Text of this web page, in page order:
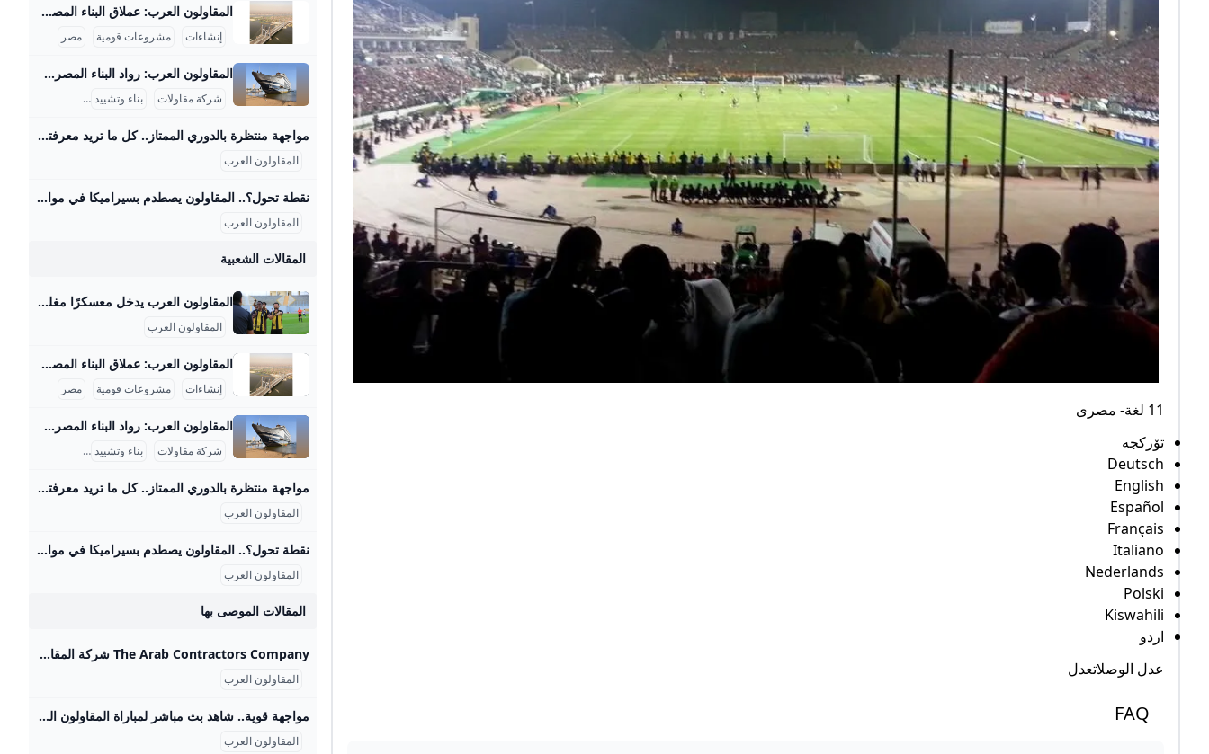
11 لغة- مصرى
تۆرکجه
Deutsch
English
Español
Français
Italiano
Nederlands
Polski
Kiswahili
اردو
عدل الوصلاتعدل
FAQ
المقاولون العرب: عملاق البناء المصري شركة المقاولون العرب هي من أكبر شركات المقاولات في الشرق الأوسط وأفريقيا، وتمتلك خبرة تزيد عن 70 عامًا في تنفيذ مشروعات عملاقة بداخل مصر وخارجها. من أبرز المشروعات القومية التي تشرف عليها الشركة في مصر مشروع محور روض الفرج الذي يبلغ طوله حوالي 16.7 كم، ويربط شرق القاهرة بالطريق الإسكندرية الصحراوي مرورًا بنهر النيل، ويُعتبر هذا المشروع هو أول جسر معلق ضخم يتم تنفيذه بأيدي مصرية فقط، حيث يعمل فيه حوالي 4000 مهندس وفني وعامل بالإضافة إلى استخدام معدات ثقيلة ومتطورة.
إنشاءات مشروعات قومية مصر
المقاولون العرب: رواد البناء المصري وأعظم إنجازاتهم المقاولون العرب هي شركة مصرية عريقة في مجال المقاولات والبناء، لها تاريخ غني ومشهود يمتد لأكثر من نصف قرن، بدأت كشركة صغيرة في الأربعينيات حتى أصبحت أحد عمالقة المقاولات في الشرق الأوسط وأفريقيا. قام بتأسيسها المهندس عثمان أحمد عثمان عام 1955، وهو شخصية بارزة صنعت تاريخًا في مجال البناء، وقاد الشركة نحو إنجازات ضخمة خلدتها ذاكرة مصر والعالم العربي. واحدة من أعظم إنجازات المقاولون العرب هي مشاركتها في بناء السد العالي في أسوان، المشروع الذي يعتبر علامة فارقة في الهندسة الوطنية المصرية.
شركة مقاولات بناء وتشييد
مواجهة منتظرة بالدوري الممتاز.. كل ما تريد معرفته عن مباراة المقاولون العرب وسيراميكا كليوباترا والقنوات الناقلة – جريدة مانشيت تتجه أنظار عشاق كرة القدم المصرية مساء اليوم الجمعة الموافق 29 أغسطس 2025 نحو ملعب عثمان أحمد عثمان، حيث يشهد افتتاح الجولة الخامسة من الدوري المصري الممتاز اقرأ أيضًا:اليوم.. موعد مباراة الزمالك وسيراميكا في الدوري المصري والقنوات الناقلة القنوات الناقلة لمواجهة المقاولون وسيراميكا كليوباترا يمكن للمشجعين متابعة أحداث مباراة المقاولون العرب وسيراميكا كليوباترا مباشرةً وحصريًا عبر شاشات مجموعة قنوات أون سبورت. تُعد هذه القنوات الناقل الرسمي والوحيد لجميع مباريات مسابقة الدوري المصري الممتاز، مما يضمن تغطية شاملة للمباراة المرتقبة بين الفريقين مع استوديو تحليلي قبل وبعد اللقاء لمناقشة كل التفاصيل الفنية والتكتيكية.
المقاولون العرب
نقطة تحول؟.. المقاولون يصطدم بسيراميكا في مواجهة حاسمة بدوري nile اليوم – جريدة مانشيت يسعى فريق المقاولون العرب لتحقيق انتصاره الأول في الدوري المصري الممتاز عندما يستضيف سيراميكا كليوباترا مساء اليوم الجمعة في تمام الساعة السادسة، ضمن افتتاح اقرأ أيضًا:الموقف الأصعب على الإطلاق؟.. روبرتسون يفجر مفاجأة بشأن رحيل جوتا وتأثيره على ليفربول طموحات متباينة للفريقين في الدوري المصري يبحث المقاولون العرب، بقيادة مدربه محمد مكي، عن تحقيق نتيجة إيجابية تكسر سلسلة التعادلات والخسائر التي حققها الفريق في الجولات الماضية. اكتفى ذئاب الجبل بتعادلين وخسارة واحدة، كانت آخرها أمام بتروجت بهدف نظيف، مما يضعهم في موقف صعب في جدول الترتيب.
المقاولون العرب
المقالات الشعبية
المقاولون العرب يدخل معسكرًا مغلقًا قبل مواجهة بتروجت.. مكى يعترف بأزمة الهجوم يدخل فريق المقاولون العرب الأول لكرة القدم، تحت قيادة مدربه محمد مكي، معسكراً مغلقاً اليوم الأحد، استعداداً لمواجهة بتروجت في الجولة الأحد 24/أغسطس/2025 - 06:24 ص 8/24/2025 6:24:01 AM المقاولون العرب شيماء أبو قمر شارك طباعة يدخل فريق المقاولون العرب، تحت قيادة مدربه محمد مكي، معسكرًا مغلقًا اليوم الأحد، استعدادًا لمواجهة بتروجت في الجولة الرابعة من الدوري المصري الممتاز لموسم 2025-2026، والمقرر إقامتها غدًا الإثنين في التاسعة مساءً على استاد بتروسبورت.
المقاولون العرب
المقاولون العرب: عملاق البناء المصري شركة المقاولون العرب هي من أكبر شركات المقاولات في الشرق الأوسط وأفريقيا، وتمتلك خبرة تزيد عن 70 عامًا في تنفيذ مشروعات عملاقة بداخل مصر وخارجها. من أبرز المشروعات القومية التي تشرف عليها الشركة في مصر مشروع محور روض الفرج الذي يبلغ طوله حوالي 16.7 كم، ويربط شرق القاهرة بالطريق الإسكندرية الصحراوي مرورًا بنهر النيل، ويُعتبر هذا المشروع هو أول جسر معلق ضخم يتم تنفيذه بأيدي مصرية فقط، حيث يعمل فيه حوالي 4000 مهندس وفني وعامل بالإضافة إلى استخدام معدات ثقيلة ومتطورة.
إنشاءات مشروعات قومية مصر
المقاولون العرب: رواد البناء المصري وأعظم إنجازاتهم المقاولون العرب هي شركة مصرية عريقة في مجال المقاولات والبناء، لها تاريخ غني ومشهود يمتد لأكثر من نصف قرن، بدأت كشركة صغيرة في الأربعينيات حتى أصبحت أحد عمالقة المقاولات في الشرق الأوسط وأفريقيا. قام بتأسيسها المهندس عثمان أحمد عثمان عام 1955، وهو شخصية بارزة صنعت تاريخًا في مجال البناء، وقاد الشركة نحو إنجازات ضخمة خلدتها ذاكرة مصر والعالم العربي. واحدة من أعظم إنجازات المقاولون العرب هي مشاركتها في بناء السد العالي في أسوان، المشروع الذي يعتبر علامة فارقة في الهندسة الوطنية المصرية.
شركة مقاولات بناء وتشييد
مواجهة منتظرة بالدوري الممتاز.. كل ما تريد معرفته عن مباراة المقاولون العرب وسيراميكا كليوباترا والقنوات الناقلة – جريدة مانشيت تتجه أنظار عشاق كرة القدم المصرية مساء اليوم الجمعة الموافق 29 أغسطس 2025 نحو ملعب عثمان أحمد عثمان، حيث يشهد افتتاح الجولة الخامسة من الدوري المصري الممتاز اقرأ أيضًا:اليوم.. موعد مباراة الزمالك وسيراميكا في الدوري المصري والقنوات الناقلة القنوات الناقلة لمواجهة المقاولون وسيراميكا كليوباترا يمكن للمشجعين متابعة أحداث مباراة المقاولون العرب وسيراميكا كليوباترا مباشرةً وحصريًا عبر شاشات مجموعة قنوات أون سبورت. تُعد هذه القنوات الناقل الرسمي والوحيد لجميع مباريات مسابقة الدوري المصري الممتاز، مما يضمن تغطية شاملة للمباراة المرتقبة بين الفريقين مع استوديو تحليلي قبل وبعد اللقاء لمناقشة كل التفاصيل الفنية والتكتيكية.
المقاولون العرب
نقطة تحول؟.. المقاولون يصطدم بسيراميكا في مواجهة حاسمة بدوري nile اليوم – جريدة مانشيت يسعى فريق المقاولون العرب لتحقيق انتصاره الأول في الدوري المصري الممتاز عندما يستضيف سيراميكا كليوباترا مساء اليوم الجمعة في تمام الساعة السادسة، ضمن افتتاح اقرأ أيضًا:الموقف الأصعب على الإطلاق؟.. روبرتسون يفجر مفاجأة بشأن رحيل جوتا وتأثيره على ليفربول طموحات متباينة للفريقين في الدوري المصري يبحث المقاولون العرب، بقيادة مدربه محمد مكي، عن تحقيق نتيجة إيجابية تكسر سلسلة التعادلات والخسائر التي حققها الفريق في الجولات الماضية. اكتفى ذئاب الجبل بتعادلين وخسارة واحدة، كانت آخرها أمام بتروجت بهدف نظيف، مما يضعهم في موقف صعب في جدول الترتيب.
المقاولون العرب
المقالات الموصى بها
The Arab Contractors Company شركة المقاولون العرب - YouTube Share your videos with friends, family, and the world
المقاولون العرب
مواجهة قوية.. شاهد بث مباشر لمباراة المقاولون العرب وبتروجيت في الدوري المصري - خليجيون نقدم لكم بث مباشر لمشاهدة مباراة المقاولون العرب وبتروجيت في إطار منافسات بطولة الدوري المصري الممتاز موسم 2024-2025 ومن المقرر أن تنطلق المباراة مساء اليوم… الإثنين, 25 أغسطس, 2025 - 8:49 م نقدم لكم بث مباشر لمشاهدة مباراة المقاولون العرب وبتروجيت في إطار منافسات بطولة الدوري المصري الممتاز موسم 2024-2025 ومن المقرر أن تنطلق المباراة مساء اليوم الإثنين الموافق 25 اغسطس 2025 في تمام الساعة التاسعة مساءا بتوقيت القاهرة والمملكة العربية السعودية.
المقاولون العرب